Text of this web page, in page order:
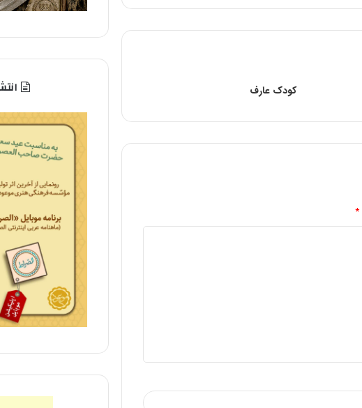
کودک‌ عارف‌
*